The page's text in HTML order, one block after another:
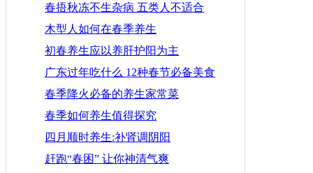
春捂秋冻不生杂病 五类人不适合
木型人如何在春季养生
初春养生应以养肝护阳为主
广东过年吃什么 12种春节必备美食
春季降火必备的养生家常菜
春季如何养生值得探究
四月顺时养生:补肾调阴阳
赶跑“春困” 让你神清气爽